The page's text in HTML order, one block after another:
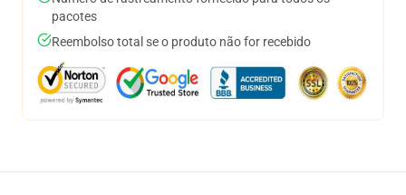
pacotes
Reembolso total se o produto não for recebido